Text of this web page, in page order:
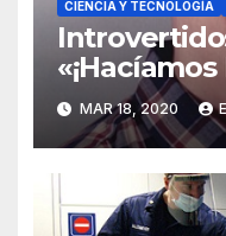
CIENCIA Y TECNOLOGÍA
Social Antes
Coronavirus
MAR 18, 2020